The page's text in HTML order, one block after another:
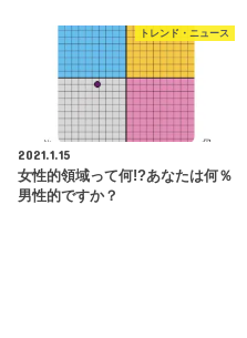
トレンド・ニュース
2021.1.15
女性的領域って何!?あなたは何％
男性的ですか？